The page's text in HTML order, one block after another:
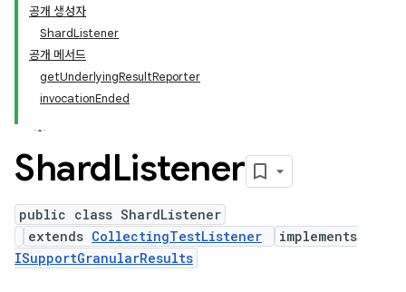
공개 생성자
ShardListener
공개 메서드
getUnderlyingResultReporter
invocationEnded
ShardListener
public class ShardListener
extends CollectingTestListener
implements
ISupportGranularResults